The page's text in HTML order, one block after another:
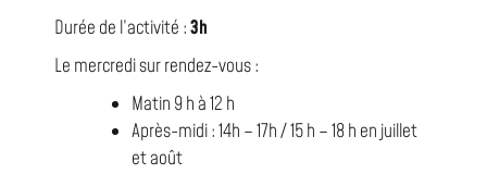
Durée de l’activité :3h
Le mercredi sur rendez-vous :
Matin 9 h à 12 h
Après-midi : 14h – 17h / 15 h – 18 h en juillet
et août